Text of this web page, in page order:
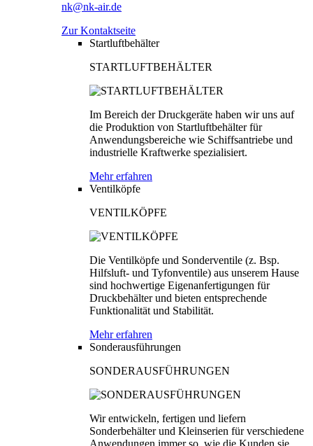
nk@nk-air.de
Zur Kontaktseite
Startluftbehälter
STARTLUFTBEHÄLTER
Im Bereich der Druckgeräte haben wir uns auf
die Produktion von Startluftbehälter für
Anwendungsbereiche wie Schiffsantriebe und
industrielle Kraftwerke spezialisiert.
Mehr erfahren
Ventilköpfe
VENTILKÖPFE
Die Ventilköpfe und Sonderventile (z. Bsp.
Hilfsluft- und Tyfonventile) aus unserem Hause
sind hochwertige Eigenanfertigungen für
Druckbehälter und bieten entsprechende
Funktionalität und Stabilität.
Mehr erfahren
Sonderausführungen
SONDERAUSFÜHRUNGEN
Wir entwickeln, fertigen und liefern
Sonderbehälter und Kleinserien für verschiedene
Anwendungen immer so, wie die Kunden sie